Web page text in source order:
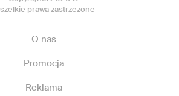
prawa zastrzeżone
O nas
Promocja
Reklama